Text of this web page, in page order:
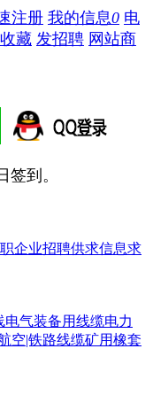
注册 我的信息0 电
藏 发招聘 网站商
签到。
企业招聘供求信息求
电气装备用线缆电力
空|铁路线缆矿用橡套